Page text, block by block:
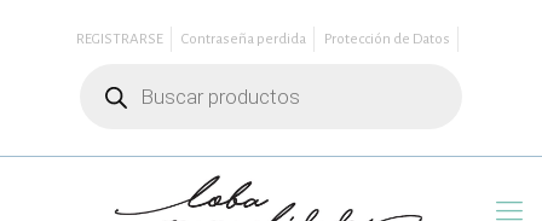
REGISTRARSE Contraseña perdida
Protección de Datos
productos